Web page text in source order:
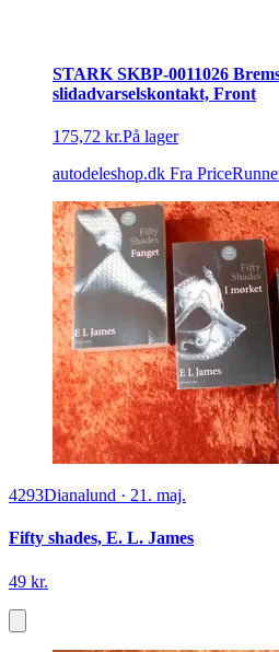
STARK SKBP-0011026
slidadvarselskontakt, Front
175,72 kr.På lager
autodeleshop.dk Fra
4293Dianalund · 21. maj.
Fifty shades, E. L. James
49 kr.